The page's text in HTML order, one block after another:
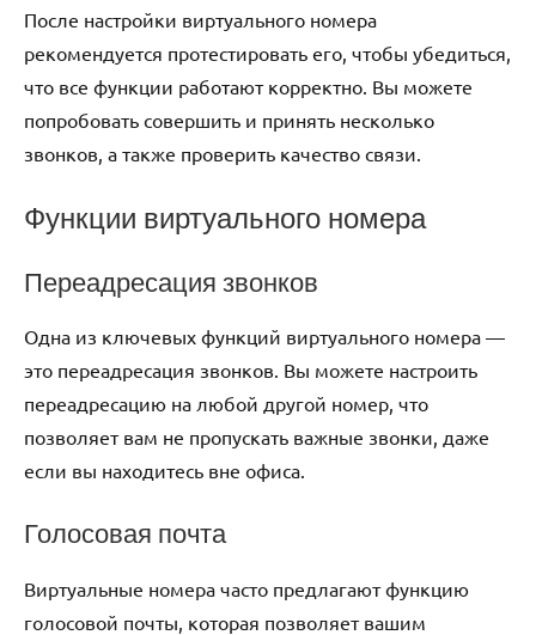
После настройки виртуального номера
рекомендуется протестировать его, чтобы убедиться,
что все функции работают корректно. Вы можете
попробовать совершить и принять несколько
звонков, а также проверить качество связи.
Функции виртуального номера
Переадресация звонков
Одна из ключевых функций виртуального номера —
это переадресация звонков. Вы можете настроить
переадресацию на любой другой номер, что
позволяет вам не пропускать важные звонки, даже
если вы находитесь вне офиса.
Голосовая почта
Виртуальные номера часто предлагают функцию
голосовой почты, которая позволяет вашим